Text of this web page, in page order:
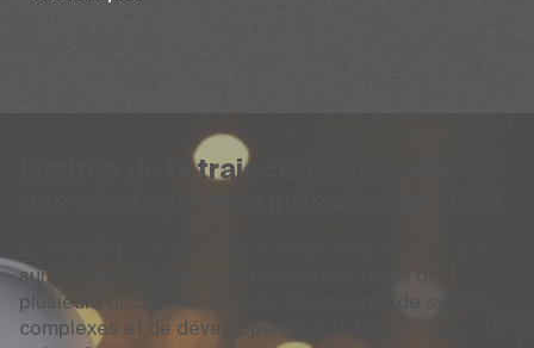
Limites de la trajectoire actuelle :
sur la fusion magnétique et inertielle, issue de
plusieurs décennies de R&D, d’ingénierie de systèmes
complexes et de développement de technologies de